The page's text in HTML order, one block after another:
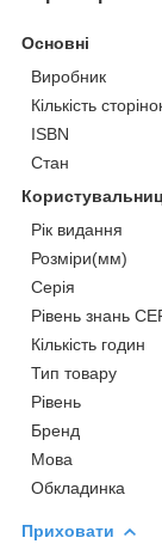
Основні
Виробник
Кількість
ISBN
Стан
Рік видання
Розміри(мм)
Серія
Рівень знань
Кількість годин
Тип товару
Рівень
Бренд
Мова
Обкладинка
Приховати